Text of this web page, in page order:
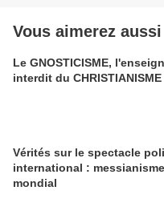
Vous aimerez aussi
Le GNOSTICISME,
interdit du CHRISTIANISME
Vérités sur le spectacle
international :
mondial